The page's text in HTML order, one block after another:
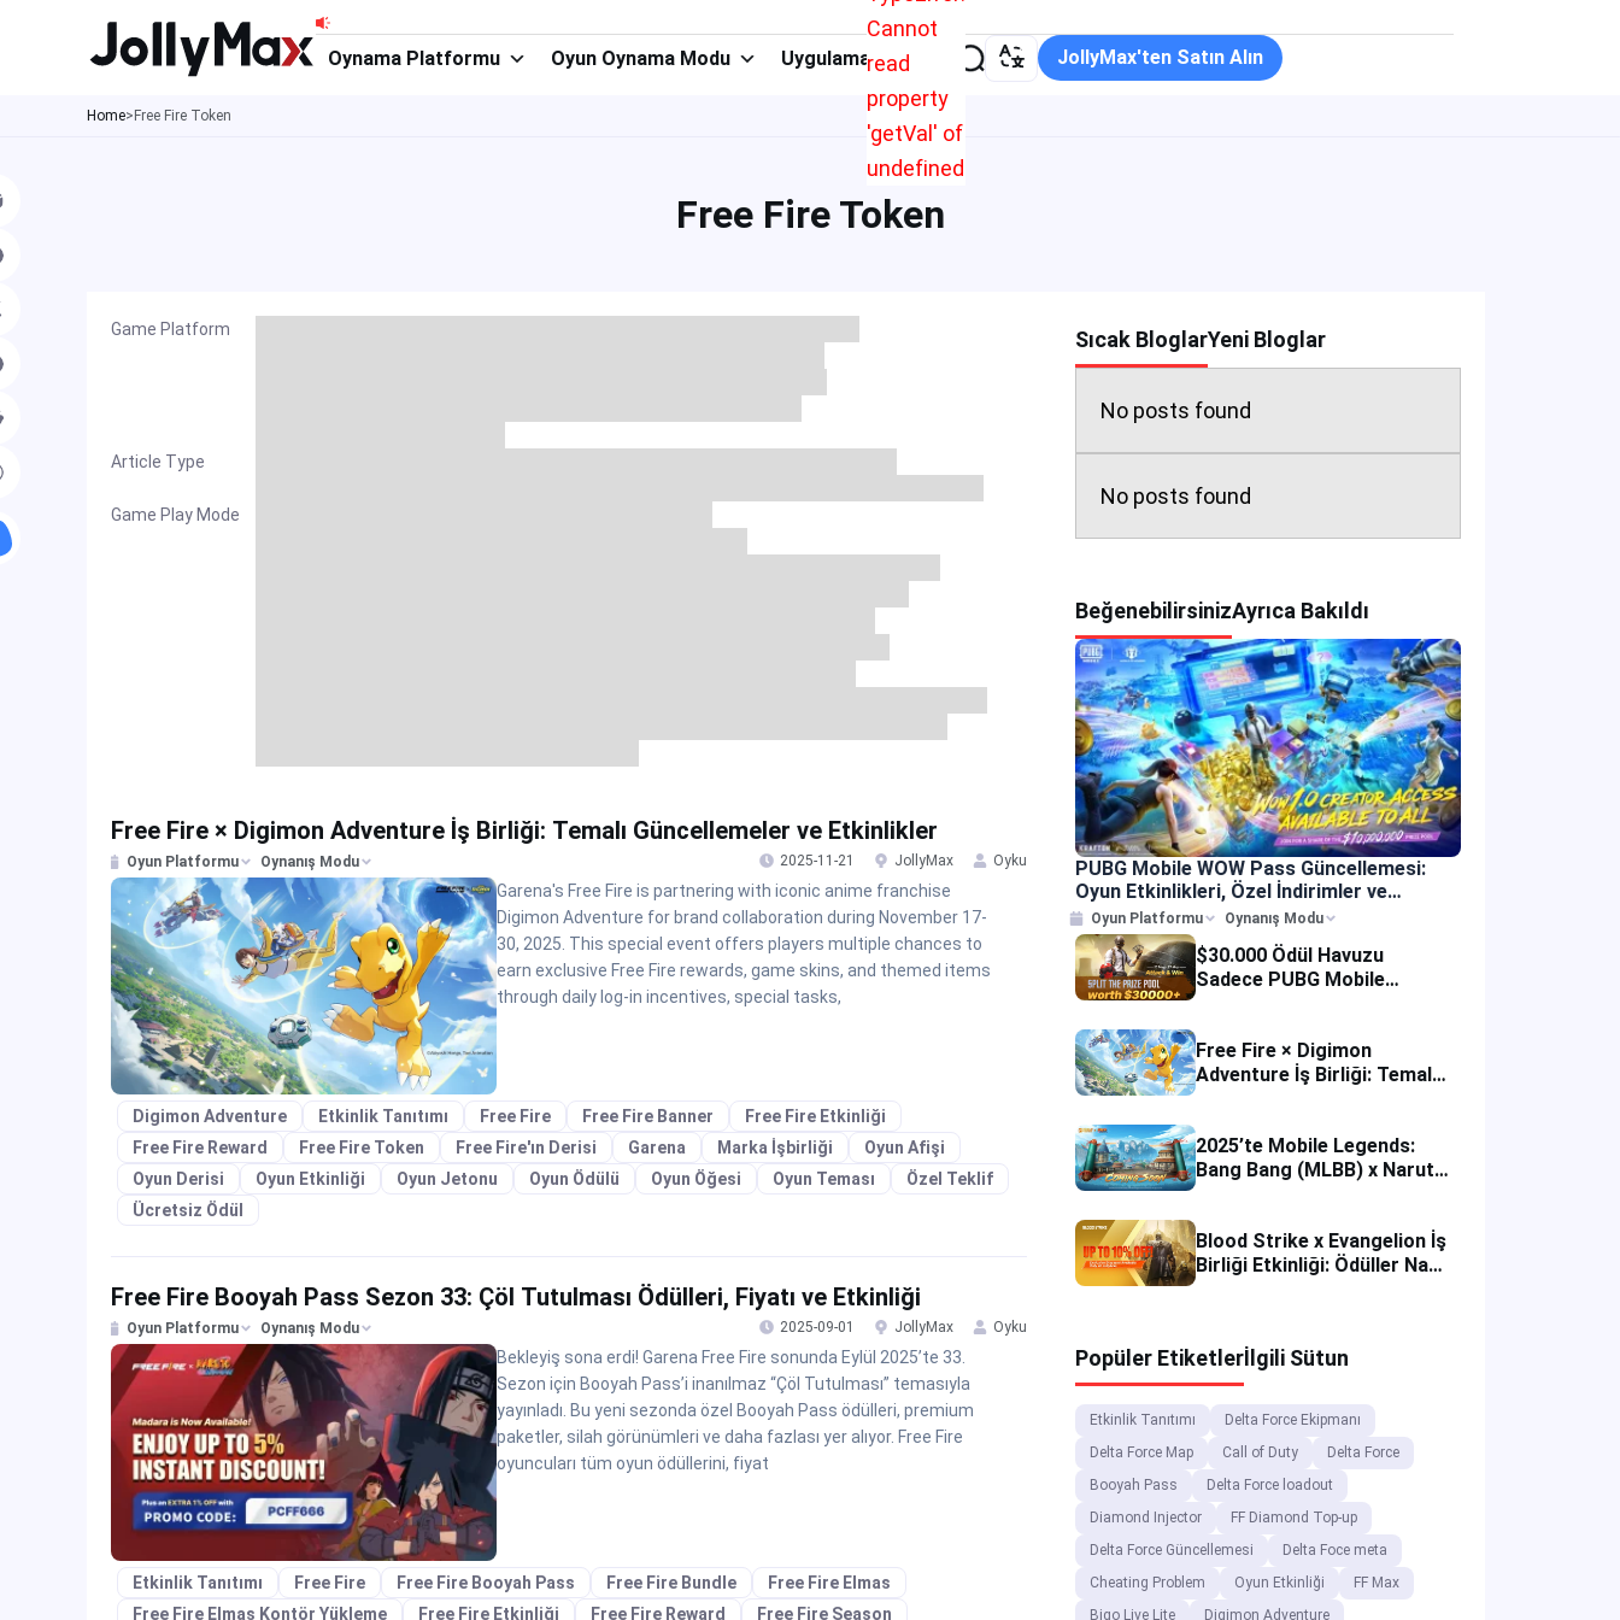
Cannot
read
property
'getVal' of
undefined
Oynama Platformu Oyun Oynama Modu Uygulama Türü JollyMax'ten Satın Alın
Home> Free Fire Token
Free Fire Token
Game Platform
Article Type
Game Play Mode
Free Fire × Digimon Adventure İş Birliği: Temalı Güncellemeler ve Etkinlikler
Oyun Platformu Oynanış Modu 2025-11-21 JollyMax Oyku
Garena's Free Fire is partnering with iconic anime franchise
Digimon Adventure for brand collaboration during November 17-
30, 2025. This special event offers players multiple chances to
earn exclusive Free Fire rewards, game skins, and themed items
through daily log-in incentives, special tasks,
Digimon Adventure Etkinlik Tanıtımı Free Fire Free Fire Banner
Free Fire Etkinliği
Free Fire Reward
Free Fire Token Free Fire'ın Derisi Garena Marka İşbirliği
Oyun Afişi
Oyun Derisi
Oyun Etkinliği Oyun Jetonu Oyun Ödülü Oyun Öğesi Oyun Teması
Özel Teklif
Ücretsiz Ödül
Free Fire Booyah Pass Sezon 33: Çöl Tutulması Ödülleri, Fiyatı ve Etkinliği
Oyun Platformu Oynanış Modu 2025-09-01 JollyMax Oyku
Bekleyiş sona erdi! Garena Free Fire sonunda Eylül 2025’te 33.
Sezon için Booyah Pass’i inanılmaz “Çöl Tutulması” temasıyla
yayınladı. Bu yeni sezonda özel Booyah Pass ödülleri, premium
paketler, silah görünümleri ve daha fazlası yer alıyor. Free Fire
oyuncuları tüm oyun ödüllerini, fiyat
Etkinlik Tanıtımı Free Fire Free Fire Booyah Pass Free Fire Bundle
Free Fire Elmas
Free Fire Elmas Kontör Yükleme
Free Fire Etkinliği Free Fire Reward Free Fire Season
Sıcak BloglarYeni Bloglar
No posts found
No posts found
BeğenebilirsinizAyrıca Bakıldı
PUBG Mobile WOW Pass Güncellemesi:
Oyun Etkinlikleri, Özel İndirimler ve
Yükleme Teklifleri
Oyun Platformu Oynanış Modu
$30.000 Ödül Havuzu
Sadece PUBG Mobile
Free Fire × Digimon
Adventure İş Birliği: Temalı
2025’te Mobile Legends:
Bang Bang (MLBB) x Naruto
Blood Strike x Evangelion İş
Birliği Etkinliği: Ödüller Nasıl
Popüler Etiketlerİlgili Sütun
Etkinlik Tanıtımı
Delta Force Ekipmanı
Delta Force Map
Call of Duty
Delta Force
Booyah Pass
Delta Force loadout
Diamond Injector
FF Diamond Top-up
Delta Force Güncellemesi
Delta Foce meta
Cheating Problem
Oyun Etkinliği
FF Max
Bigo Live Lite
Digimon Adventure